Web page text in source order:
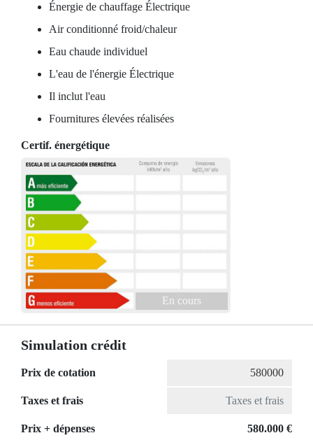
Énergie de chauffage Électrique
Air conditionné froid/chaleur
Eau chaude individuel
L'eau de l'énergie Électrique
Il inclut l'eau
Fournitures élevées réalisées
Certif. énergétique
En cours
Simulation crédit
Prix de cotation
Taxes et frais
Prix ​​+ dépenses 580.000 €